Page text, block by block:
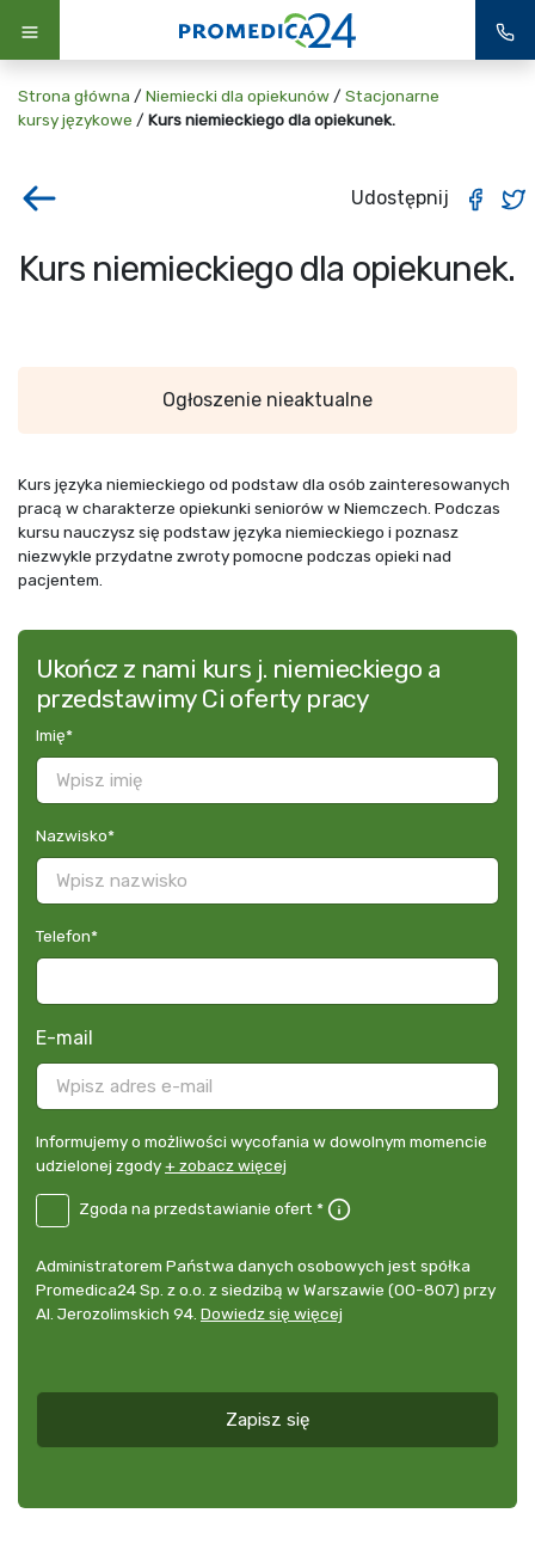
Strona główna / Niemiecki dla opiekunów / Stacjonarne
kursy językowe / Kurs niemieckiego dla opiekunek.
Udostępnij
Kurs niemieckiego dla opiekunek.
Ogłoszenie nieaktualne
Kurs języka niemieckiego od podstaw dla osób zainteresowanych
pracą w charakterze opiekunki seniorów w Niemczech. Podczas
kursu nauczysz się podstaw języka niemieckiego i poznasz
niezwykle przydatne zwroty pomocne podczas opieki nad
pacjentem.
Ukończ z nami kurs j. niemieckiego a
przedstawimy Ci oferty pracy
Imię*
Nazwisko*
Telefon*
E-mail
Informujemy
o
wycofania
dowolnym
momencie
udzielonej
Informujemy o możliwości wycofania w dowolnym momencie
udzielonej zgody+ zobacz więcej
DE
przedstawianie
Zgoda na przedstawianie ofert *
Administrator
danych
osobowych
Administratorem Państwa danych osobowych jest spółka
Promedica24 Sp. z o.o. z siedzibą w Warszawie (00-807) przy
Al. Jerozolimskich 94. Dowiedz się więcej
Zapisz się